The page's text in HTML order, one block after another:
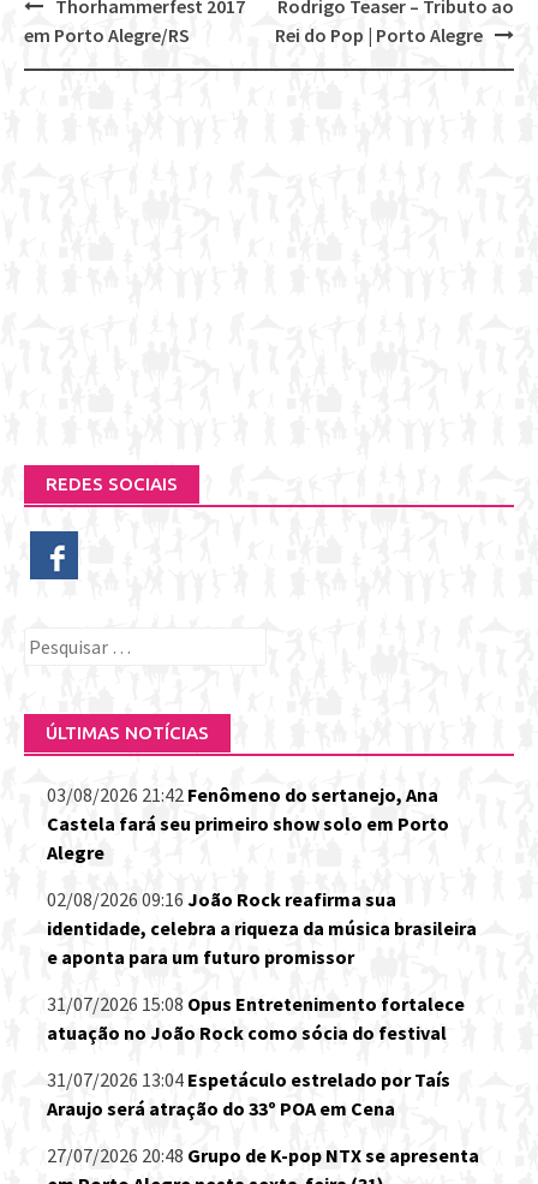
Post
navigation
Rodrigo Teaser – Tributo ao
Rei do Pop | Porto Alegre
Thorhammerfest 2017
em Porto Alegre/RS
REDES SOCIAIS
Pesquisar
ÚLTIMAS NOTÍCIAS
03/08/2026 21:42 Fenômeno do sertanejo, Ana
Castela fará seu primeiro show solo em Porto
Alegre
02/08/2026 09:16 João Rock reafirma sua
identidade, celebra a riqueza da música brasileira
e aponta para um futuro promissor
31/07/2026 15:08 Opus Entretenimento fortalece
atuação no João Rock como sócia do festival
31/07/2026 13:04 Espetáculo estrelado por Taís
Araujo será atração do 33º POA em Cena
27/07/2026 20:48 Grupo de K-pop NTX se apresenta